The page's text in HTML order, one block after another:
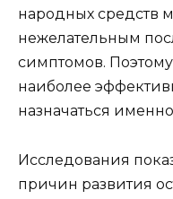
народных средств
нежелательным
симптомов.
наиболее
назначаться
Исследования
причин развития